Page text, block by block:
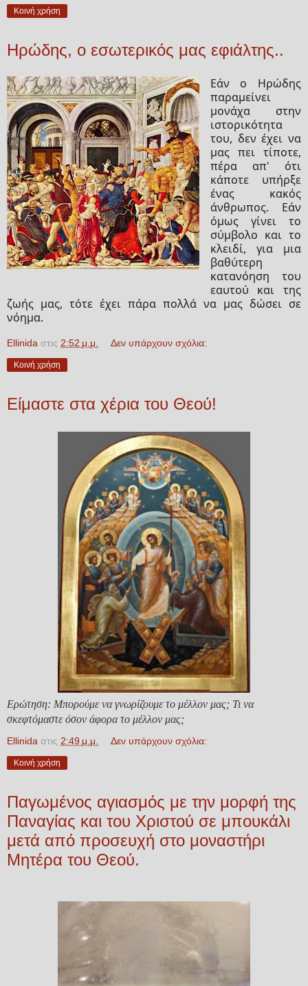
Κοινή χρήση
Ηρώδης, ο εσωτερικός μας εφιάλτης..
Εάν ο Ηρώδης
παραμείνει
μονάχα στην
ιστορικότητα
του, δεν έχει να
μας πει τίποτε,
πέρα απ' ότι
κάποτε υπήρξε
ένας κακός
άνθρωπος. Εάν
όμως γίνει το
σύμβολο και το
κλειδί, για μια
βαθύτερη
κατανόηση του
εαυτού και της
ζωής μας, τότε έχει πάρα πολλά να μας δώσει σε
νόημα.
Ellinida στις 2:52 μ.μ. Δεν υπάρχουν σχόλια:
Κοινή χρήση
Είμαστε στα χέρια του Θεού!
Ερώτηση: Μπορούμε να γνωρίζουμε το μέλλον μας; Τι να
σκεφτόμαστε όσον άφορα το μέλλον μας;
Ellinida στις 2:49 μ.μ. Δεν υπάρχουν σχόλια:
Κοινή χρήση
Παγωμένος αγιασμός με την μορφή της
Παναγίας και του Χριστού σε μπουκάλι
μετά από προσευχή στο μοναστήρι
Μητέρα του Θεού.